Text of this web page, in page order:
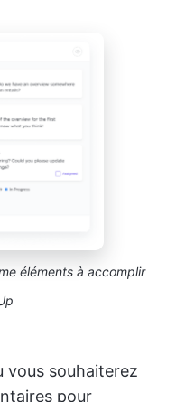
éléments à accomplir
vous souhaiterez
pour